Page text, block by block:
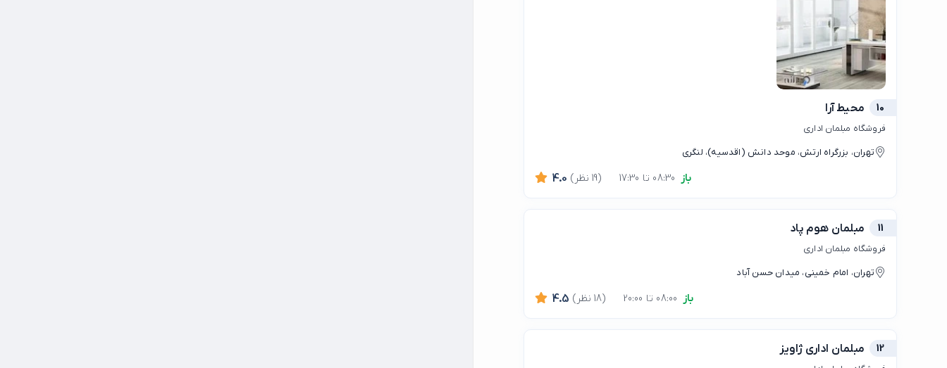
10 محیط آرا
فروشگاه مبلمان اداری
تهران، بزرگراه ارتش، موحد دانش (اقدسیه)، لنگری
باز 4.0 (19 نظر)
11 مبلمان هوم پاد
فروشگاه مبلمان اداری
تهران، امام خمینی، میدان حسن آباد
باز 4.5 (18 نظر)
12 مبلمان اداری ژاویز